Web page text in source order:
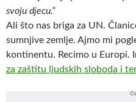
svoju djecu.”
Ali što nas briga za UN.
sumnjive zemlje. Ajmo mi
kontinentu. Recimo u Europi.
za zaštitu ljudskih sloboda i